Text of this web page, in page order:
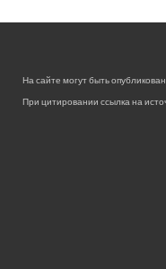
На сайте могут быть
При цитировании ссылка на